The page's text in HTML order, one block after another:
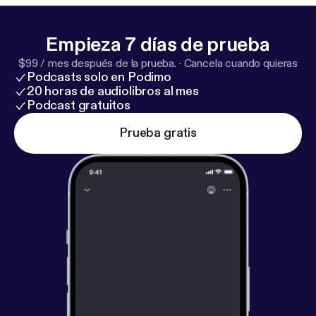
Empieza 7 días de prueba
$99 / mes después de la prueba. · Cancela cuando quieras
Podcasts solo en Podimo
20 horas de audiolibros al mes
Podcast gratuitos
Prueba gratis